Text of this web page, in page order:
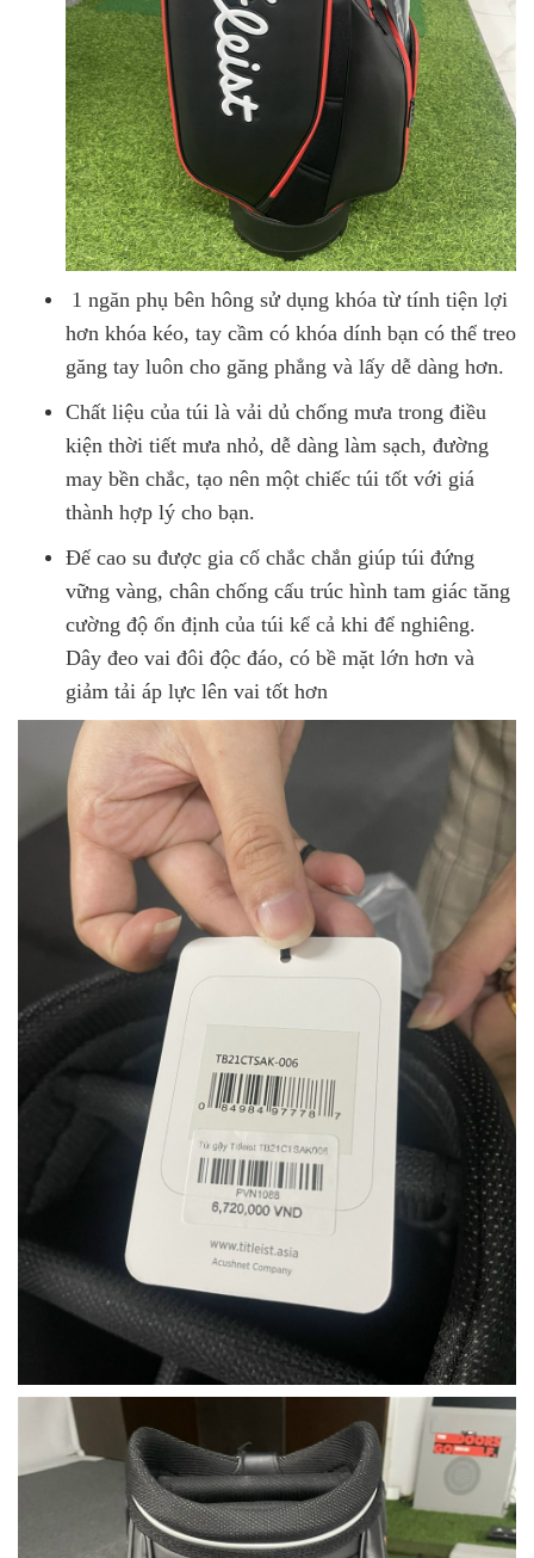
1 ngăn phụ bên hông sử dụng khóa từ tính tiện lợi
hơn khóa kéo, tay cầm có khóa dính bạn có thể treo
găng tay luôn cho găng phẳng và lấy dễ dàng hơn.
Chất liệu của túi là vải dủ chống mưa trong điều
kiện thời tiết mưa nhỏ, dễ dàng làm sạch, đường
may bền chắc, tạo nên một chiếc túi tốt với giá
thành hợp lý cho bạn.
Đế cao su được gia cố chắc chắn giúp túi đứng
vững vàng, chân chống cấu trúc hình tam giác tăng
cường độ ổn định của túi kể cả khi để nghiêng.
Dây đeo vai đôi độc đáo, có bề mặt lớn hơn và
giảm tải áp lực lên vai tốt hơn